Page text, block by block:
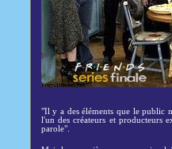
"Il y a des éléments que le public
l'un des créateurs et producteurs
parole".